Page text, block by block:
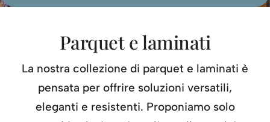
Parquet e laminati
La nostra collezione di parquet e laminati è
pensata per offrire soluzioni versatili,
eleganti e resistenti. Proponiamo solo